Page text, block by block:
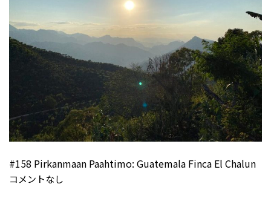
#158 Pirkanmaan Paahtimo: Guatemala Finca El Chalun
コメントなし